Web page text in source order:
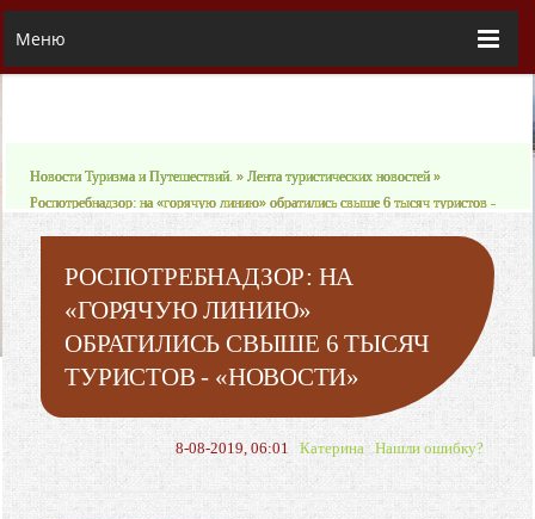
Меню
Новости Туризма и Путешествий. »Лента туристических новостей »
Роспотребнадзор: на «горячую линию» обратились свыше 6 тысяч туристов -
«Новости»
РОСПОТРЕБНАДЗОР: НА
«ГОРЯЧУЮ ЛИНИЮ»
ОБРАТИЛИСЬ СВЫШЕ 6 ТЫСЯЧ
ТУРИСТОВ - «НОВОСТИ»
8-08-2019, 06:01 Катерина Нашли ошибку?